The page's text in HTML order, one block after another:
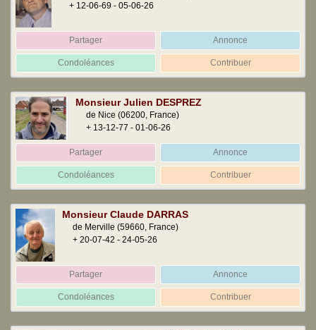
+ 12-06-69 - 05-06-26
Partager Annonce
Condoléances Contribuer
Monsieur Julien DESPREZ
de Nice (06200, France)
+ 13-12-77 - 01-06-26
Partager Annonce
Condoléances Contribuer
Monsieur Claude DARRAS
de Merville (59660, France)
+ 20-07-42 - 24-05-26
Partager Annonce
Condoléances Contribuer